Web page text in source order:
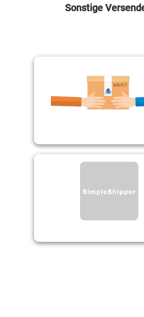
Sonstige
Abholung
Einfacher Versender